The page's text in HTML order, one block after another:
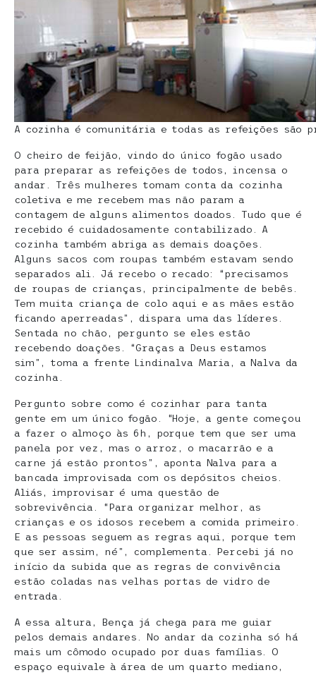
A cozinha é comunitária e todas as refeições são
O cheiro de feijão, vindo do único fogão usado
para preparar as refeições de todos, incensa o
andar. Três mulheres tomam conta da cozinha
coletiva e me recebem mas não param a
contagem de alguns alimentos doados. Tudo que é
recebido é cuidadosamente contabilizado. A
cozinha também abriga as demais doações.
Alguns sacos com roupas também estavam sendo
separados ali. Já recebo o recado: “precisamos
de roupas de crianças, principalmente de bebês.
Tem muita criança de colo aqui e as mães estão
ficando aperreadas”, dispara uma das líderes.
Sentada no chão, pergunto se eles estão
recebendo doações. “Graças a Deus estamos
sim”, toma a frente Lindinalva Maria, a Nalva da
cozinha.
Pergunto sobre como é cozinhar para tanta
gente em um único fogão. “Hoje, a gente começou
a fazer o almoço às 6h, porque tem que ser uma
panela por vez, mas o arroz, o macarrão e a
carne já estão prontos”, aponta Nalva para a
bancada improvisada com os depósitos cheios.
Aliás, improvisar é uma questão de
sobrevivência. “Para organizar melhor, as
crianças e os idosos recebem a comida primeiro.
E as pessoas seguem as regras aqui, porque tem
que ser assim, né”, complementa. Percebi já no
início da subida que as regras de convivência
estão coladas nas velhas portas de vidro de
entrada.
A essa altura, Bença já chega para me guiar
pelos demais andares. No andar da cozinha só há
mais um cômodo ocupado por duas famílias. O
espaço equivale à área de um quarto mediano,